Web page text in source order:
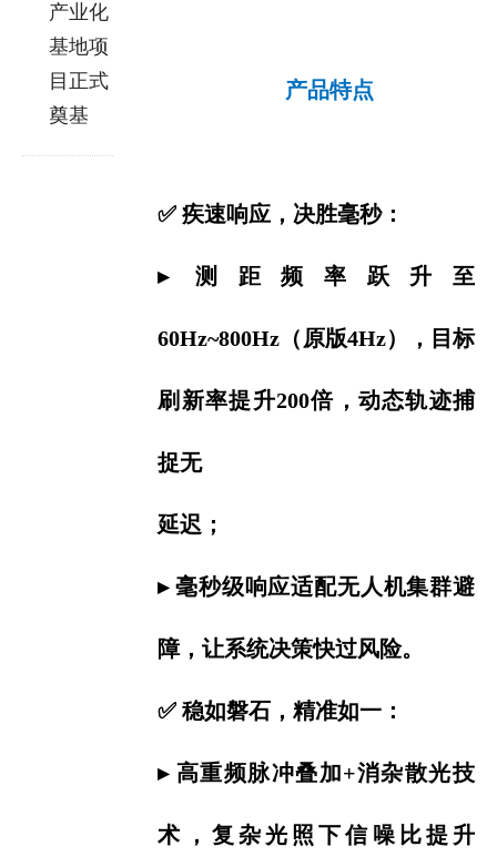
产业化
基地项
目正式
奠基
产品特点
✅ 疾速响应，决胜毫秒：
▸ 测距频率跃升至
60Hz~800Hz（原版4Hz），目标
刷新率提升200倍，动态轨迹捕
捉无
延迟；
▸ 毫秒级响应适配无人机集群避
障，让系统决策快过风险。
✅ 稳如磐石，精准如一：
▸ 高重频脉冲叠加+消杂散光技
术，复杂光照下信噪比提升